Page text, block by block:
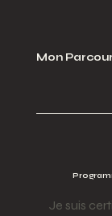
Mon
Je suis